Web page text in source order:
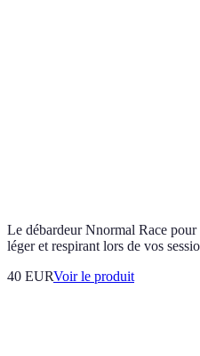
Le débardeur Nnormal Race
léger et respirant lors de vos
40 EURVoir le produit